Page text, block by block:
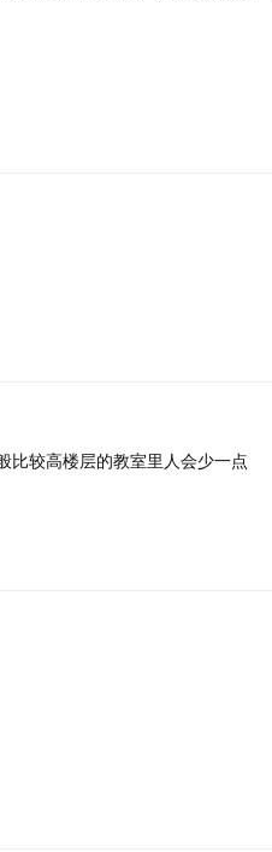
比较高楼层的教室里人会少一点